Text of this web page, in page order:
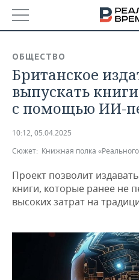
БАШКОРТОСТАН
ТАТАРСТАН
НОВОСТИ
АНАЛИТИКА
ДЕКЛАРАЦИИ О
КОРОЛИ ГОСЗАКАЗА ПФО
ВУЗЫ ТАТАРСТАНА
КОМУ ПРИНАДЛЕЖАТ
ТОРГОВЫЕ ЦЕНТРЫ
ТАТАРСТАНА
НОВОСТИ ЭКОНОМИКИ
ФИНАНСЫ
БАНКИ
БЮДЖЕТ
ИНВЕСТИЦИИ
ПРОМЫШЛЕННОСТЬ
НОВОСТИ
ПРОМЫШЛЕННОСТИ
МАШИНОСТРОЕНИЕ
НЕФТЕХИМИЯ
НЕДВИЖИМОСТЬ
НОВОСТИ
НОВОСТИ АВТО
НОВОСТИ БИЗНЕСА
ТЕХНОЛОГИИ
ОБЩЕСТВО
Британское
выпускать
с помощью ИИ-
10:12, 05.04.2025
Сюжет: Книжная полка
Проект позволит
книги, которые ранее не
высоких затрат на